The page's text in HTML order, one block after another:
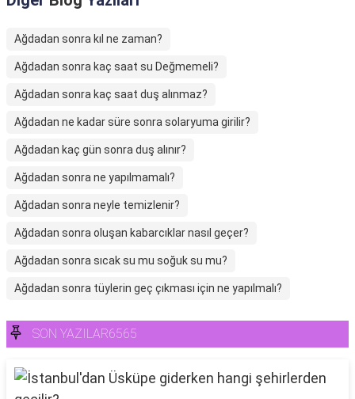
Ağdadan sonra kıl ne zaman?
Ağdadan sonra kaç saat su Değmemeli?
Ağdadan sonra kaç saat duş alınmaz?
Ağdadan ne kadar süre sonra solaryuma girilir?
Ağdadan kaç gün sonra duş alınır?
Ağdadan sonra ne yapılmamalı?
Ağdadan sonra neyle temizlenir?
Ağdadan sonra oluşan kabarcıklar nasıl geçer?
Ağdadan sonra sıcak su mu soğuk su mu?
Ağdadan sonra tüylerin geç çıkması için ne yapılmalı?
SON YAZILAR6565